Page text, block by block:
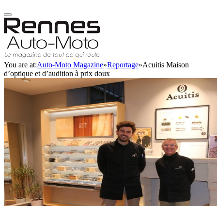
You are at:Auto-Moto Magazine»Reportage»Acuitis Maison
d’optique et d’audition à prix doux